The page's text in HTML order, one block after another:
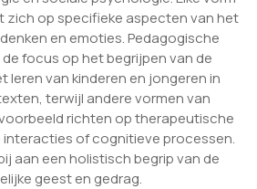
zich op specifieke aspecten van het
en emoties. Pedagogische
focus op het begrijpen van de
leren van kinderen en jongeren in
terwijl andere vormen van
richten op therapeutische
of cognitieve processen.
aan een holistisch begrip van de
geest en gedrag.